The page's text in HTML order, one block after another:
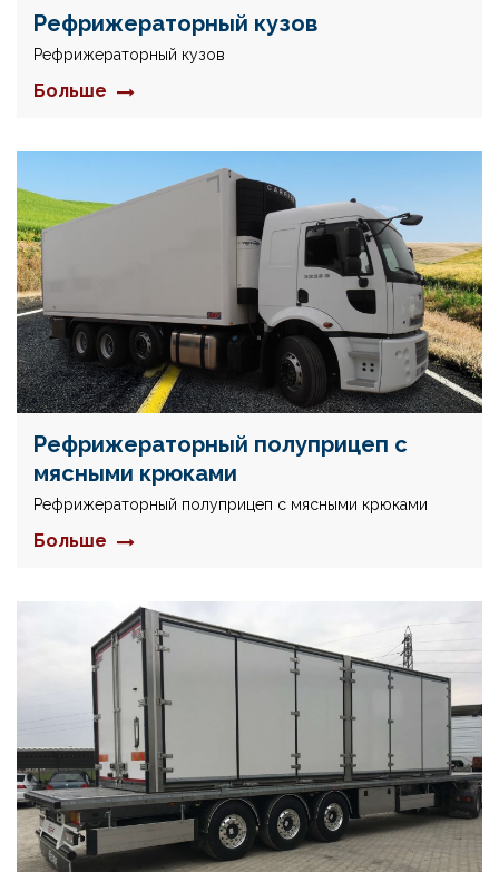
Рефрижераторный кузов
Рефрижераторный кузов
Больше
Рефрижераторный полуприцеп с
мясными крюками
Рефрижераторный полуприцеп с мясными крюками
Больше